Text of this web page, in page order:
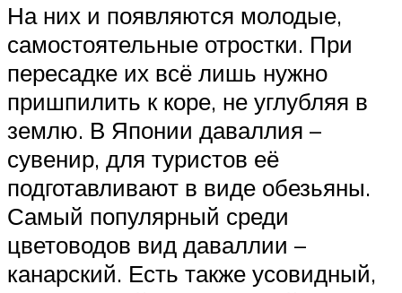
На них и появляются молодые,
самостоятельные отростки. При
пересадке их всё лишь нужно
пришпилить к коре, не углубляя в
землю. В Японии даваллия –
сувенир, для туристов её
подготавливают в виде обезьяны.
Самый популярный среди
цветоводов вид даваллии –
канарский. Есть также усовидный,